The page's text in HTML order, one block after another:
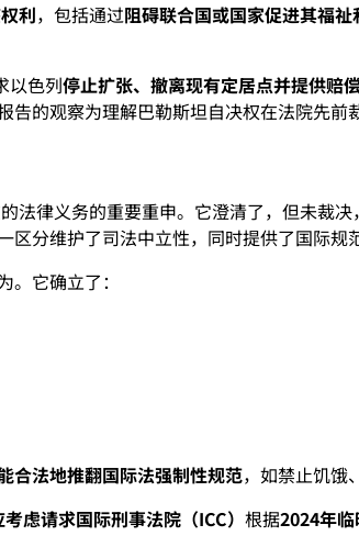
利，包括通过阻碍联合国或国家促进其福
以色列停止扩张、撤离现有定居点并提供赔
告的观察为理解巴勒斯坦自决权在法院先前
法律义务的重要重申。它澄清了，但未裁
分维护了司法中立性，同时提供了国际规
它确立了：
合法地推翻国际法强制性规范，如禁止饥饿
虑请求国际刑事法院（ICC）根据2024年